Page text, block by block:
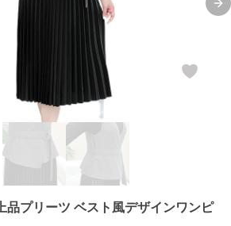
品プリーツ ベスト風デザインワンピ